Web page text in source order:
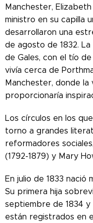
Manchester,
ministro en su capilla
desarrollaron una
de agosto de 1832.
de Gales, con el tío de
vivía cerca de
Manchester, donde la
proporcionaría
Los círculos en los
torno a grandes
reformadores
(1792-1879) y Mary
En julio de 1833 nació
Su primera hija
septiembre de 1834 y
están registrados en